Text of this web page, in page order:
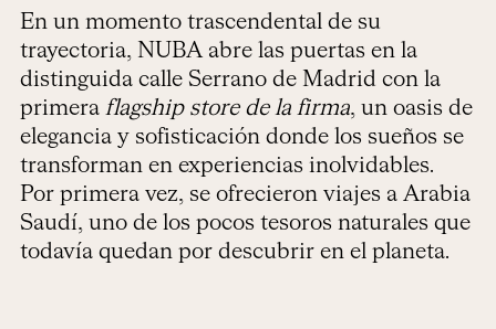
En un momento trascendental de su
trayectoria, NUBA abre las puertas en la
distinguida calle Serrano de Madrid con la
primera flagship store de la firma, un oasis de
elegancia y sofisticación donde los sueños se
transforman en experiencias inolvidables.
Por primera vez, se ofrecieron viajes a Arabia
Saudí, uno de los pocos tesoros naturales que
todavía quedan por descubrir en el planeta.